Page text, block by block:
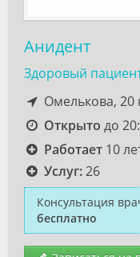
Анидент
Здоровый
Омелькова, 20
Открыто до
Работает10
Услуг:26
Консультация
бесплатно